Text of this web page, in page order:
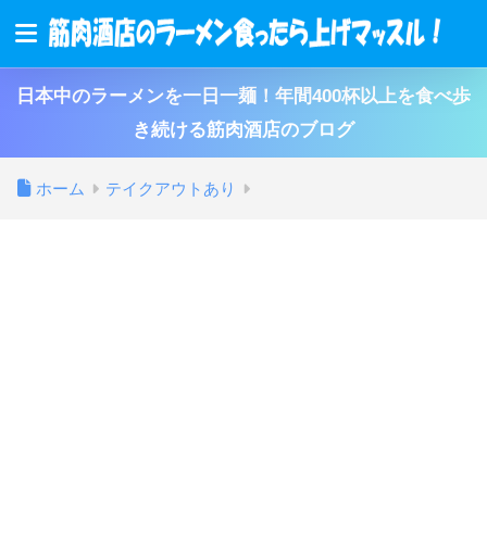
日本中のラーメンを一日一麺！年間400杯以上を食べ歩
き続ける筋肉酒店のブログ
ホーム テイクアウトあり